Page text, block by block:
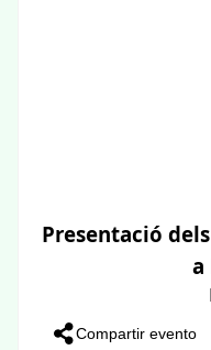
Presentació
a
Compartir evento